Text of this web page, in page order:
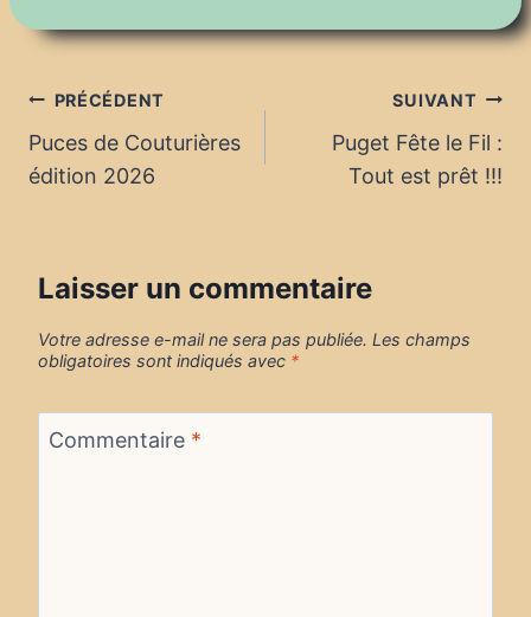
Navigation
de
PRÉCÉDENT
Puces de Couturières
édition 2026
SUIVANT
Puget Fête le Fil :
Tout est prêt !!!
Laisser un commentaire
Votre adresse e-mail ne sera pas publiée. Les champs
obligatoires sont indiqués avec *
Commentaire *